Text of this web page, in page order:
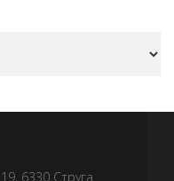
6330 Струга